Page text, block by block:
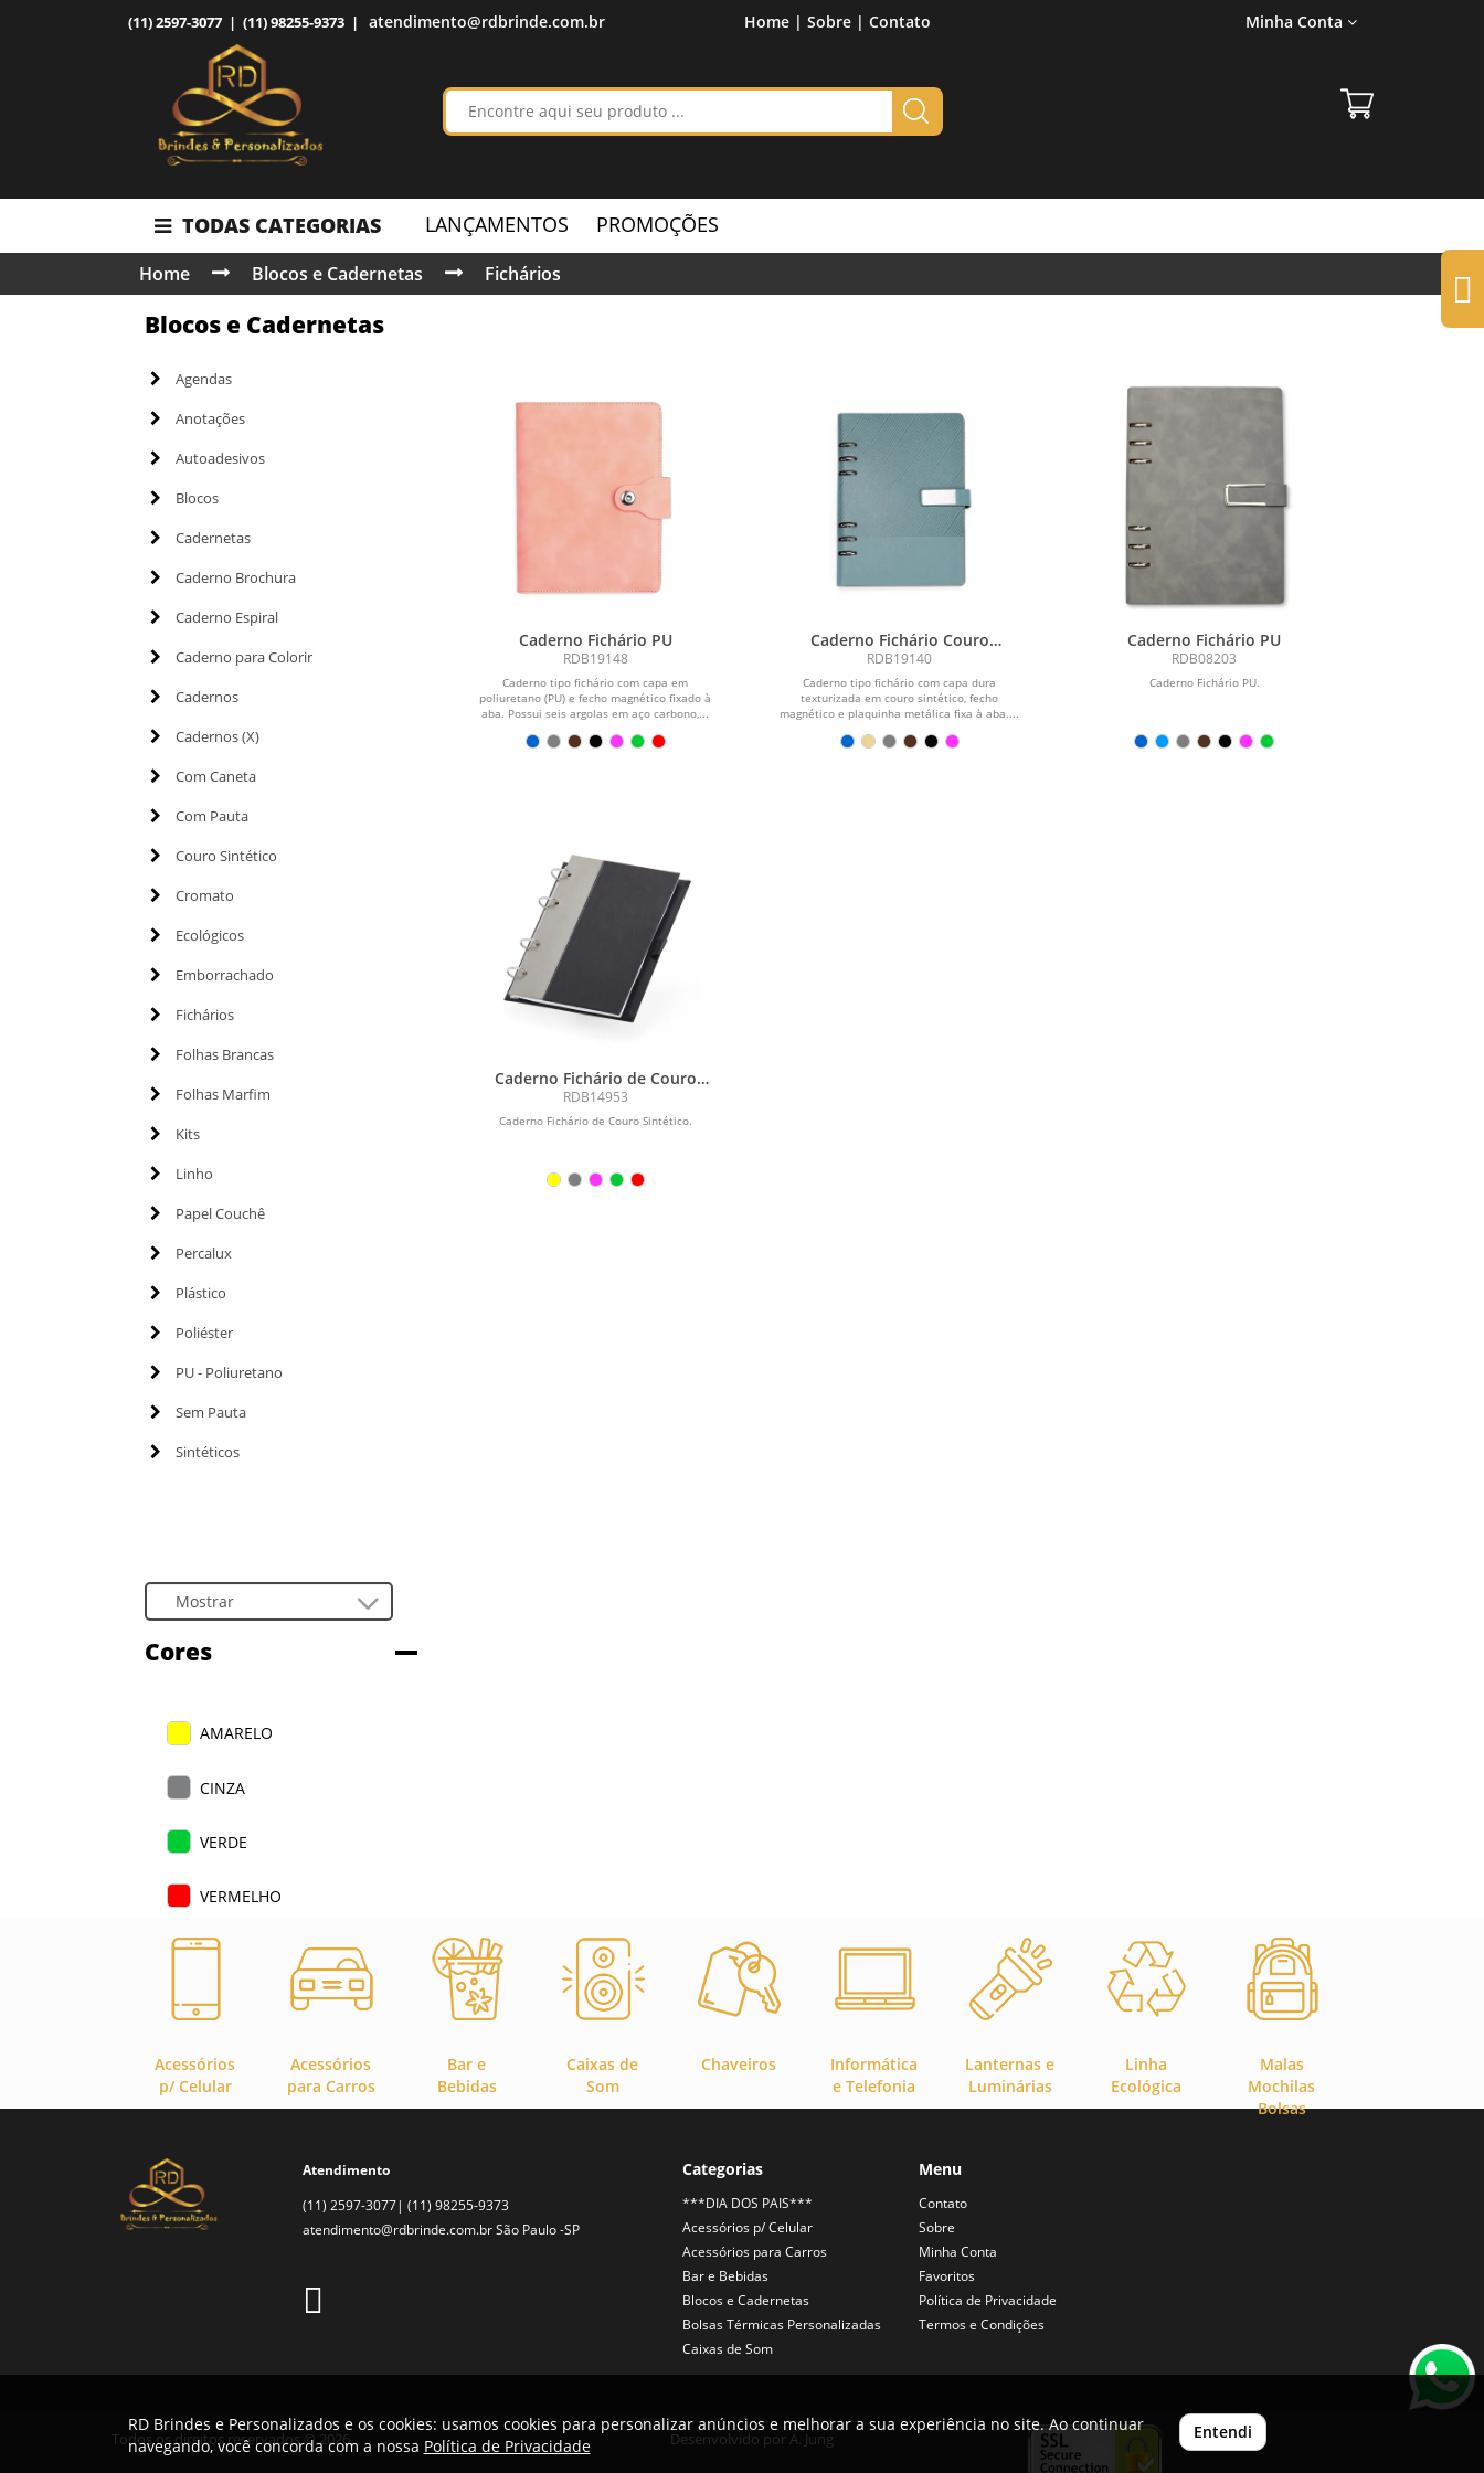
(11) 2597-3077 | (11) 98255-9373 | atendimento@rdbrinde.com.br Home | Sobre | Contato Minha Conta
TODAS CATEGORIAS LANÇAMENTOS PROMOÇÕES
Home Blocos e Cadernetas Fichários
Blocos e Cadernetas
Agendas
Anotações
Autoadesivos
Blocos
Cadernetas
Caderno Brochura
Caderno Espiral
Caderno para Colorir
Cadernos
Cadernos (X)
Com Caneta
Com Pauta
Couro Sintético
Cromato
Ecológicos
Emborrachado
Fichários
Folhas Brancas
Folhas Marfim
Kits
Linho
Papel Couchê
Percalux
Plástico
Poliéster
PU - Poliuretano
Sem Pauta
Sintéticos
Cores
AMARELO
CINZA
VERDE
VERMELHO
ROSA
AZUL
AZUL CLARO
PRETO
BEGE
Caderno Fichário PU
RDB19148
Caderno tipo fichário com capa em
poliuretano (PU) e fecho magnético fixado à
aba. Possui seis argolas em aço carbono,...
Caderno Fichário Couro
Sintético
RDB19140
Caderno tipo fichário com capa dura
texturizada em couro sintético, fecho
magnético e plaquinha metálica fixa à aba....
Caderno Fichário PU
RDB08203
Caderno Fichário PU.
Caderno Fichário de Couro
Sintético
RDB14953
Caderno Fichário de Couro Sintético.
Acessórios
p/ Celular
Acessórios
para Carros
Bar e
Bebidas
Caixas de
Som
Chaveiros
Informática
e Telefonia
Lanternas e
Luminárias
Linha
Ecológica
Malas
Mochilas
Bolsas
Atendimento
(11) 2597-3077| (11) 98255-9373
atendimento@rdbrinde.com.brSão Paulo -SP
Categorias
***DIA DOS PAIS***
Acessórios p/ Celular
Acessórios para Carros
Bar e Bebidas
Blocos e Cadernetas
Bolsas Térmicas Personalizadas
Caixas de Som
Menu
Contato
Sobre
Minha Conta
Favoritos
Política de Privacidade
Termos e Condições
Todos os direitos reservados © 2026 Desenvolvido porA. Jung
RD Brindes e Personalizados e os cookies: usamos cookies para personalizar anúncios e melhorar a sua experiência no site. Ao continuar
navegando, você concorda com a nossa Política de Privacidade
Entendi